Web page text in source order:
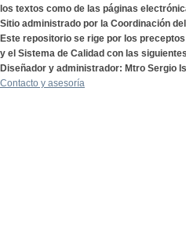
los textos como de las páginas
Sitio administrado por la Coordinación
Este repositorio se rige por los
y el Sistema de Calidad con las
Diseñador y administrador: Mtro Sergio
Contacto y asesoría